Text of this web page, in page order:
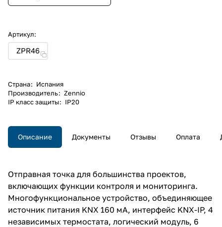
Артикул:
ZPR46
Страна: Испания
Производитель: Zennio
IP класс защиты: IP20
Описание Документы Отзывы Оплата
Отправная точка для большинства проектов,
включающих функции контроля и мониторинга.
Многофункциональное устройство, объединяющее
источник питания KNX 160 мА, интерфейс KNX-IP, 4
независимых термостата, логический модуль, 6